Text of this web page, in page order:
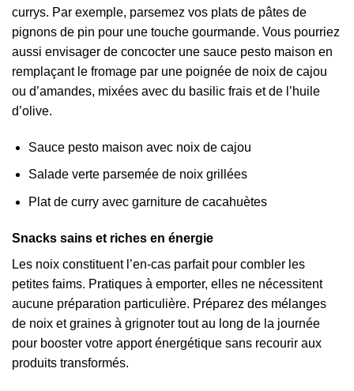
currys. Par exemple, parsemez vos plats de pâtes de
pignons de pin pour une touche gourmande. Vous pourriez
aussi envisager de concocter une sauce pesto maison en
remplaçant le fromage par une poignée de noix de cajou
ou d’amandes, mixées avec du basilic frais et de l’huile
d’olive.
Sauce pesto maison avec noix de cajou
Salade verte parsemée de noix grillées
Plat de curry avec garniture de cacahuètes
Snacks sains et riches en énergie
Les noix constituent l’en-cas parfait pour combler les
petites faims. Pratiques à emporter, elles ne nécessitent
aucune préparation particulière. Préparez des mélanges
de noix et graines à grignoter tout au long de la journée
pour booster votre apport énergétique sans recourir aux
produits transformés.